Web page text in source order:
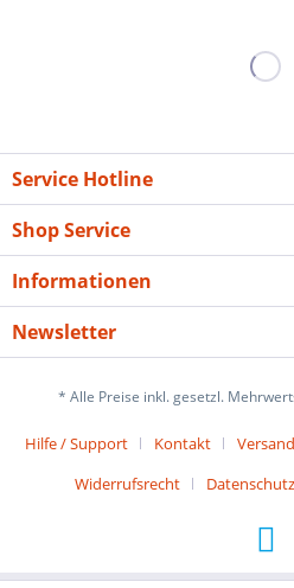
Service Hotline
Shop Service
Informationen
Newsletter
* Alle Preise inkl. gesetzl.
Hilfe / Support Kontakt
Widerrufsrecht
Datenschutz